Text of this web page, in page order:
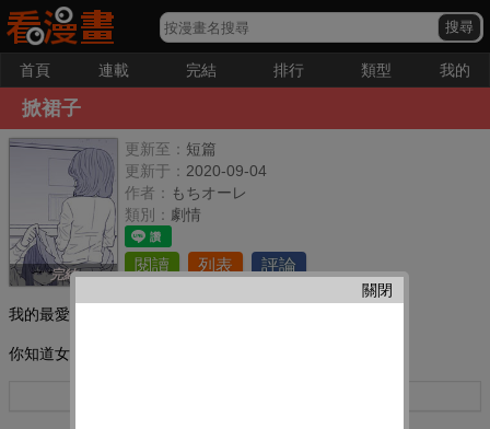
首頁 連載 完結 排行 類型 我的
掀裙子
完結
更新至： 短篇
更新于： 2020-09-04
作者： もちオーレ
類別： 劇情
閱讀 列表 評論
我的最愛：
你知道女生之間隱秘的打招呼方式嗎。
關閉